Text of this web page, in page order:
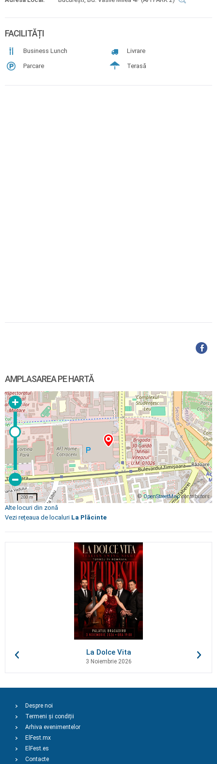
FACILITĂȚI
Business Lunch Livrare
Parcare Terasă
AMPLASAREA PE HARTĂ
©OpenStreetMapcontributors
200 m
Alte locuri din zonă
Vezi rețeaua de localuri La Plăcinte
La Dolce Vita
3 Noiembrie 2026
Despre noi
Termeni și condiții
Arhiva evenimentelor
ElFest.mx
ElFest.es
Contacte